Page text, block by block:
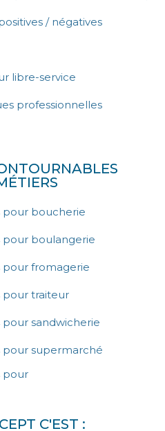
/ négatives
libre-service
professionnelles
pour boucherie
pour boulangerie
pour fromagerie
pour traiteur
sandwicherie
pour supermarché
pour
C'EST :